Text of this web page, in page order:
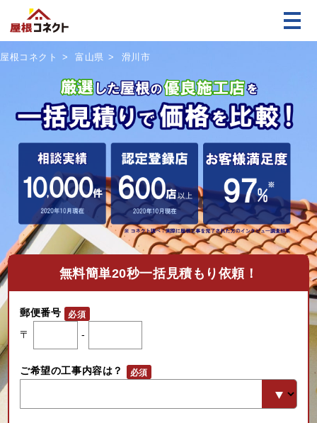
屋根コネクト 富山県 滑川市
無料簡単20秒一括見積もり依頼！
郵便番号
〒
-
ご希望の工事内容は？